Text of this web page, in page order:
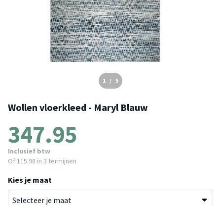
1 / 5
Wollen vloerkleed - Maryl Blauw
347.95
Inclusief btw
Of 115.98 in 3 termijnen
Kies je maat